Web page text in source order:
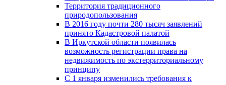
Территория традиционного
природопользования
В 2016 году почти 280 тысяч заявлений
принято Кадастровой палатой
В Иркутской области появилась
возможность регистрации права на
недвижимость по экстерриториальному
принципу
C 1 января изменились требования к